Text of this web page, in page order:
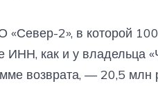
2», в которой
ИНН, как и у владельца
возврата, — 20,5 млн